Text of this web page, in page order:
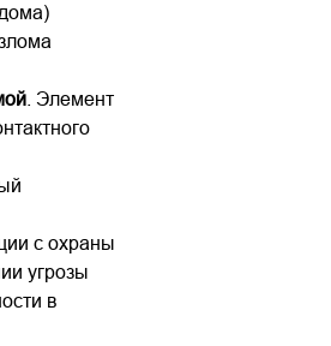
. Элемент
с охраны
угрозы
в